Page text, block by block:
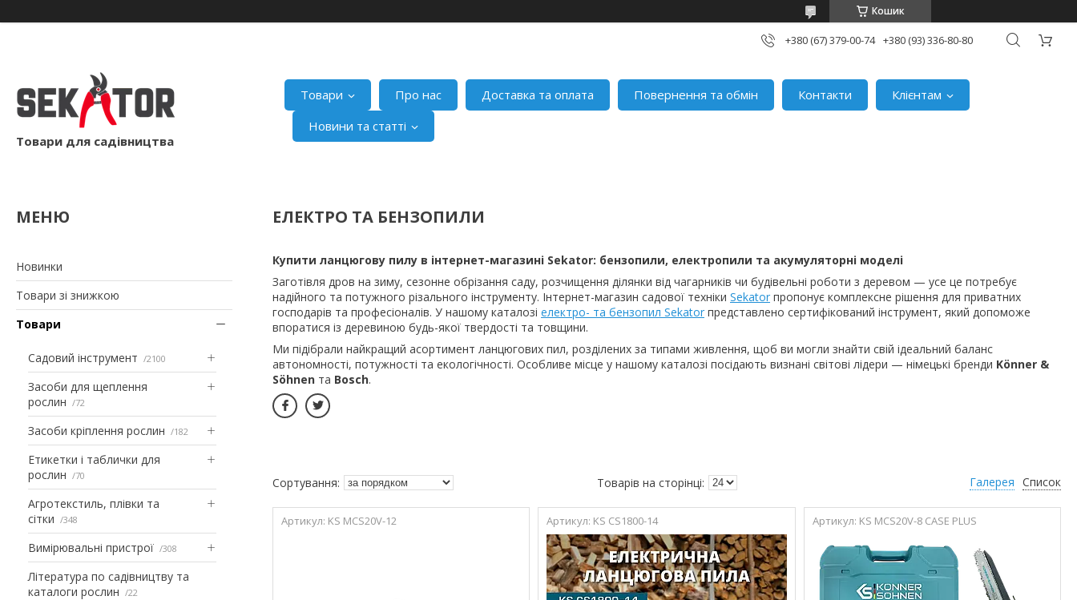
Кошик
+380 (67) 379-00-74 +380 (93) 336-80-80
Товари для садівництва
Товари Про нас Доставка та оплата Повернення та обмін Контакти
Клієнтам
Новини та статті
Новинки
Товари зі знижкою
Товари
Садовий інструмент 2100
Засоби для щеплення
рослин
72
Засоби кріплення рослин 182
Етикетки і таблички для
рослин
70
Агротекстиль, плівки та
сітки
348
Вимірювальні пристрої 308
Література по садівництву та
каталоги рослин
22
ЕЛЕКТРО ТА БЕНЗОПИЛИ
Купити ланцюгову пилу в інтернет-магазині Sekator: бензопили, електропили та акумуляторні моделі
Заготівля дров на зиму, сезонне обрізання саду, розчищення ділянки від чагарників чи будівельні роботи з деревом — усе це потребує
надійного та потужного різального інструменту. Інтернет-магазин садової техніки Sekator пропонує комплексне рішення для приватних
господарів та професіоналів. У нашому каталозі електро- та бензопил Sekator представлено сертифікований інструмент, який допоможе
впоратися із деревиною будь-якої твердості та товщини.
Ми підібрали найкращий асортимент ланцюгових пил, розділених за типами живлення, щоб ви могли знайти свій ідеальний баланс
автономності, потужності та екологічності. Особливе місце у нашому каталозі посідають визнані світові лідери — німецькі бренди Könner &
Söhnen та Bosch.
Галерея Список
KS MCS20V-12 KS CS1800-14 KS MCS20V-8 CASE PLUS